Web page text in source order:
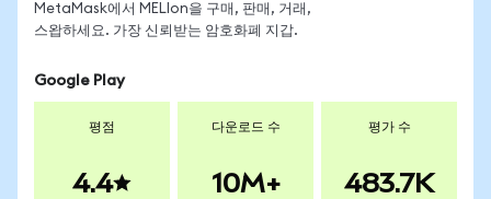
MetaMask에서 MELIon을 구매, 판매, 거래,
스왑하세요. 가장 신뢰받는 암호화폐 지갑.
Google Play
평점
4.4
다운로드 수
10M+
평가 수
483.7K